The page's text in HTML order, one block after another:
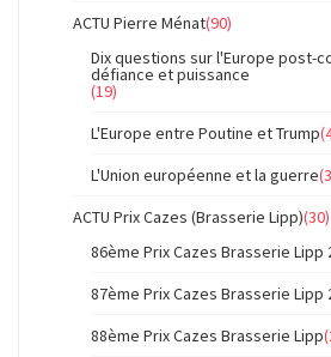
ACTU Pierre Ménat(90)
Dix questions sur l'Europe post-
défiance et puissance
(19)
L'Europe entre Poutine et Trump
L'Union européenne et la guerre
ACTU Prix Cazes (Brasserie Lipp)(30)
86ème Prix Cazes Brasserie Lipp
87ème Prix Cazes Brasserie Lipp
88ème Prix Cazes Brasserie Lipp